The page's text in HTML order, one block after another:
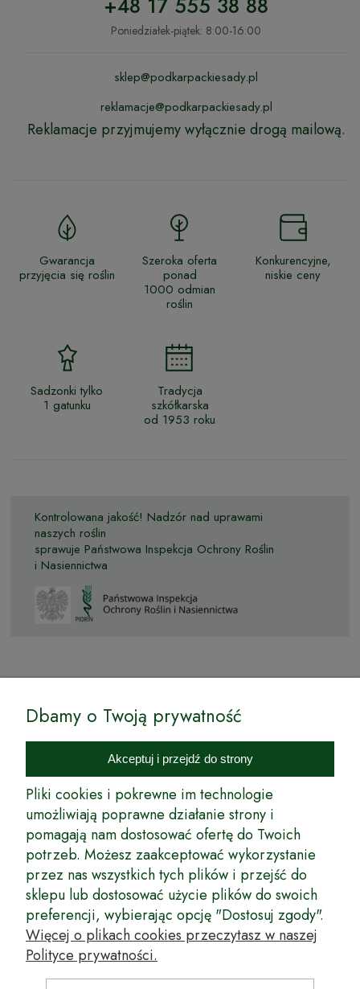
+48 17 555 38 88
Poniedziałek-piątek: 8:00-16:00
sklep@podkarpackiesady.pl
reklamacje@podkarpackiesady.pl
Reklamacje przyjmujemy wyłącznie drogą mailową.
Gwarancja
przyjęcia się roślin
Szeroka oferta
ponad
1000 odmian
roślin
Konkurencyjne,
niskie ceny
Sadzonki tylko
1 gatunku
Tradycja
szkółkarska
od 1953 roku
Kontrolowana jakość! Nadzór nad uprawami
naszych roślin
sprawuje Państwowa Inspekcja Ochrony Roślin
i Nasiennictwa
Internetowy Sklep Ogrodniczy Podkarpackie Sady to inicjatywa
podkarpackich szkółkarzy, której zamierzeniem jest wprowadzenie na
rynek wysokiej jakości drzewek owocowych, drzewek ozdobnych oraz
innych produktów pozwalających na uprawianie zarówno małych, jak
i dużych sadów oraz ogrodów.
Wspólnie stworzyliśmy dla Państwa kompleksową ofertę - wspaniałe
produkty, dary ziemi ze szkółek drzewek ozdobnych i owocowych,
których tradycje sięgają roku 1953. Drzewka produkowane są
z najwyższą starannością przez trzecie pokolenie plantatorów.
Długoletnie Doświadczenie sprawiło, że wszystkie drzewka cechuje
duża odporność na zmienne warunki atmosferyczne naszego klimatu
oraz niezwykły urodzaj. W ofercie naszego internetowego sklepu
ogrodniczego: drzewka owocowe, krzewy owocowe, drzewka
ozdobne, odmiany jabłoni, sadzonki drzew owocowych, borówka
amerykańska, róże wielkokwiatowe, odmiany czereśni, odmiany śliwek
Dbamy o Twoją prywatność
Akceptuj i przejdź do strony
Pliki cookies i pokrewne im technologie
umożliwiają poprawne działanie strony i
pomagają nam dostosować ofertę do Twoich
potrzeb. Możesz zaakceptować wykorzystanie
przez nas wszystkich tych plików i przejść do
sklepu lub dostosować użycie plików do swoich
preferencji, wybierając opcję "Dostosuj zgody".
Więcej o plikach cookies przeczytasz w naszej
Polityce prywatności.